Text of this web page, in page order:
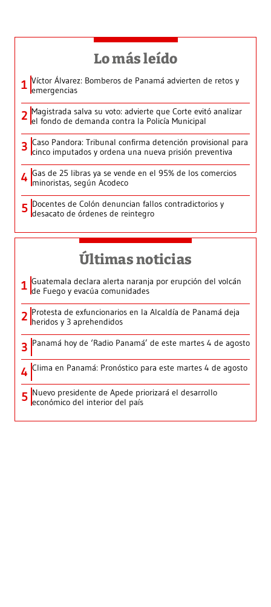
Lo más leído
1 Víctor Álvarez: Bomberos de Panamá advierten de retos y
emergencias
2 Magistrada salva su voto: advierte que Corte evitó analizar
el fondo de demanda contra la Policía Municipal
3 Caso Pandora: Tribunal confirma detención provisional para
cinco imputados y ordena una nueva prisión preventiva
4 Gas de 25 libras ya se vende en el 95% de los comercios
minoristas, según Acodeco
5 Docentes de Colón denuncian fallos contradictorios y
desacato de órdenes de reintegro
Últimas noticias
1 Guatemala declara alerta naranja por erupción del volcán
de Fuego y evacúa comunidades
2 Protesta de exfuncionarios en la Alcaldía de Panamá deja
heridos y 3 aprehendidos
3 Panamá hoy de ‘Radio Panamá’ de este martes 4 de agosto
4 Clima en Panamá: Pronóstico para este martes 4 de agosto
5 Nuevo presidente de Apede priorizará el desarrollo
económico del interior del país